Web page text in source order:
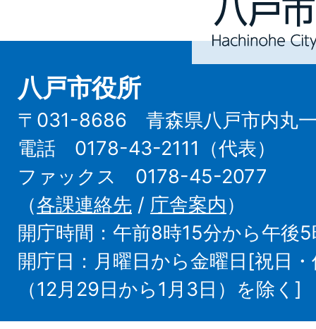
City
八戸市役所
〒031-8686 青森県八戸市内丸一
電話 0178-43-2111（代表）
ファックス 0178-45-2077
（各課連絡先 / 庁舎案内）
開庁時間：午前8時15分から午後
開庁日：月曜日から金曜日[祝日
（12月29日から1月3日）を除く]